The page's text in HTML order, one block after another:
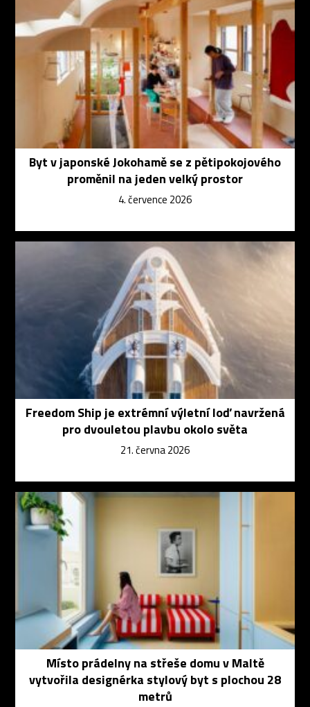
Byt v japonské Jokohamě se z pětipokojového
proměnil na jeden velký prostor
4. července 2026
Freedom Ship je extrémní výletní loď navržená
pro dvouletou plavbu okolo světa
21. června 2026
Místo prádelny na střeše domu v Maltě
vytvořila designérka stylový byt s plochou 28
metrů